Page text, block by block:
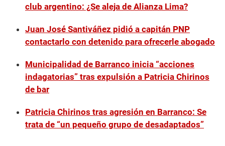
club argentino: ¿Se aleja de Alianza Lima?
Juan José Santiváñez pidió a capitán PNP
contactarlo con detenido para ofrecerle abogado
Municipalidad de Barranco inicia “acciones
indagatorias” tras expulsión a Patricia Chirinos
de bar
Patricia Chirinos tras agresión en Barranco: Se
trata de “un pequeño grupo de desadaptados”